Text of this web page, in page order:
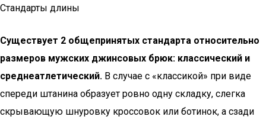
Стандарты длины
Существует 2 общепринятых стандарта относительно
размеров мужских джинсовых брюк: классический и
среднеатлетический. В случае с «классикой» при виде
спереди штанина образует ровно одну складку, слегка
скрывающую шнуровку кроссовок или ботинок, а сзади